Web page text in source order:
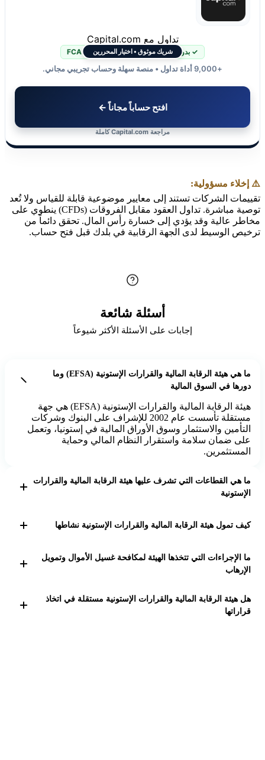
شريك موثوق • اختيار المحررين
تداول مع Capital.com
✓ بدون عمولة ✓ منظمة FCA + CySEC
+9,000 أداة تداول • منصة سهلة وحساب تجريبي مجاني.
افتح حساباً مجاناً ←
مراجعة Capital.com كاملة
⚠️ إخلاء مسؤولية:
تقييمات الشركات تستند إلى معايير موضوعية قابلة للقياس ولا تُعد
توصية مباشرة. تداول العقود مقابل الفروقات (CFDs) ينطوي على
مخاطر عالية وقد يؤدي إلى خسارة رأس المال. تحقق دائماً من
ترخيص الوسيط لدى الجهة الرقابية في بلدك قبل فتح حساب.
أسئلة شائعة
إجابات على الأسئلة الأكثر شيوعاً
ما هي هيئة الرقابة المالية والقرارات الإستونية (EFSA) وما
دورها في السوق المالية
هيئة الرقابة المالية والقرارات الإستونية (EFSA) هي جهة
مستقلة تأسست عام 2002 للإشراف على البنوك وشركات
التأمين والاستثمار وسوق الأوراق المالية في إستونيا، وتعمل
على ضمان سلامة واستقرار النظام المالي وحماية
المستثمرين.
ما هي القطاعات التي تشرف عليها هيئة الرقابة المالية والقرارات
الإستونية
الاستثمار، شركات ووسطاء التأمين، مؤسسات الدفع
كيف تمول هيئة الرقابة المالية والقرارات الإستونية نشاطها
الخاضعين للرقابة المالية، مثل رسوم الإشراف ورسوم
الإجراءات، مما يضمن استقلالية الهيئة في اتخاذ القرارات
ما الإجراءات التي تتخذها الهيئة لمكافحة غسيل الأموال وتمويل
الإرهاب
والسلطات التحقيقية ومكتب المدعي العام والمحاكم
الإستونية على تطبيق برامج مكافحة غسيل الأموال وتمويل
هل هيئة الرقابة المالية والقرارات الإستونية مستقلة في اتخاذ
قراراتها